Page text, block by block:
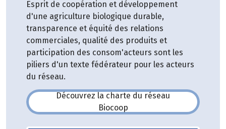
Esprit de coopération et développement
d'une agriculture biologique durable,
transparence et équité des relations
commerciales, qualité des produits et
participation des consom'acteurs sont les
piliers d'un texte fédérateur pour les acteurs
du réseau.
Découvrez la charte du réseau
Biocoop
(s'ouvre dans une nouvelle